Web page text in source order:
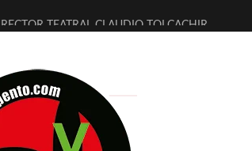
TEATRAL CLAUDIO TOLCACHIR
[BITÁCORA 3.0] EN EXVITA
EXVITA [RELATIVA SENCILLEZ]